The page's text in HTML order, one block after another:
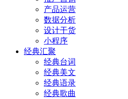
产品运营
数据分析
设计干货
小程序
经典汇聚
经典台词
经典美文
经典语录
经典歌曲